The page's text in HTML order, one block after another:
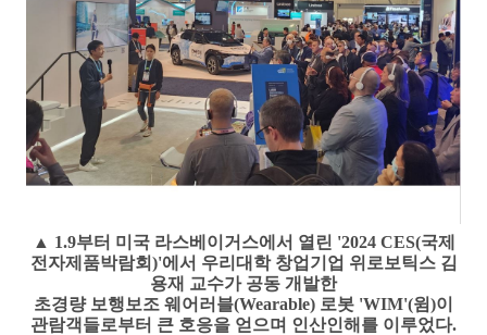
▲ 1.9부터 미국 라스베이거스에서 열린 '2024 CES(국제
전자제품박람회 )'에서 우리대학 창업기업 위로보틱스 김
용재 교수가 공동 개발한
초경량 보행보조 웨어러블(Wearable) 로봇 'WIM'(윔)이
관람객들로부터 큰 호응을 얻으며 인산인해를 이루었다.